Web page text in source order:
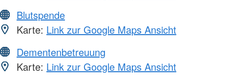
Blutspende
Karte: Link zur Google Maps Ansicht
Dementenbetreuung
Karte: Link zur Google Maps Ansicht